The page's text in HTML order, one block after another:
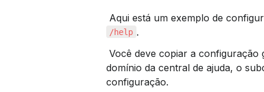
Aqui está um exemplo de
/help .
domínio da central de ajuda, o
configuração.